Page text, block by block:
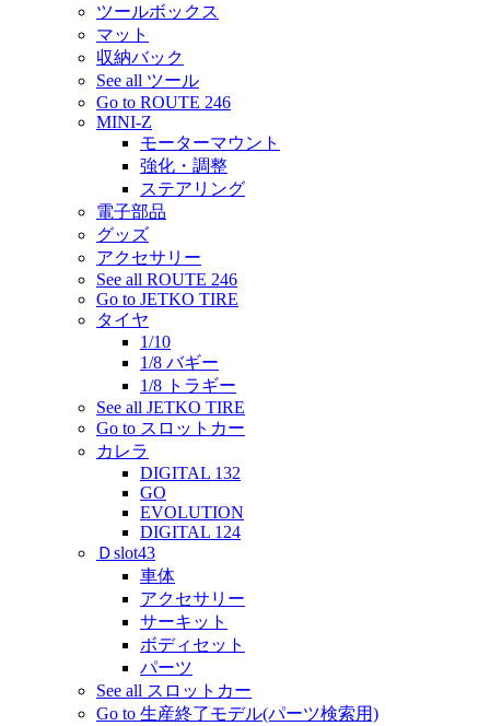
ツールボックス
マット
収納バック
See all ツール
Go to ROUTE 246
MINI-Z
モーターマウント
強化・調整
ステアリング
電子部品
グッズ
アクセサリー
See all ROUTE 246
Go to JETKO TIRE
タイヤ
1/10
1/8 バギー
1/8 トラギー
See all JETKO TIRE
Go to スロットカー
カレラ
DIGITAL 132
GO
EVOLUTION
DIGITAL 124
Ｄslot43
車体
アクセサリー
サーキット
ボディセット
パーツ
See all スロットカー
Go to 生産終了モデル(パーツ検索用)